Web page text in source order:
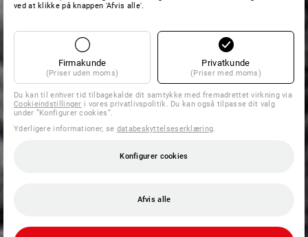
ved at klikke på knappen 'Afvis alle'.
Firmakunde
(Priser uden moms)
Privatkunde
(Priser med moms)
Du kan til enhver tid tilbagekalde dit samtykke med fremadrettet virkning via
Cookieindstillinger i vores privatlivspolitik. Du kan også tilpasse dit valg
under ”Konfigurer cookies”.
Yderligere informationer, se databeskyttelseserklæring
Konfigurer cookies
Afvis alle